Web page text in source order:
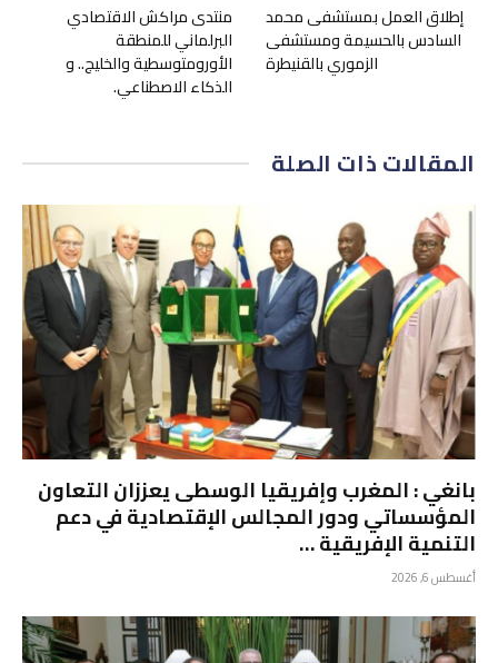
إطلاق العمل بمستشفى محمد
السادس بالحسيمة ومستشفى
الزموري بالقنيطرة
منتدى مراكش الاقتصادي
البرلماني للمنطقة
الأورومتوسطية والخليج.. و
الذكاء الاصطناعي.
المقالاتذات الصلة
بانغي : المغرب وإفريقيا الوسطى يعززان التعاون
المؤسساتي ودور المجالس الإقتصادية في دعم
التنمية الإفريقية …
أغسطس 6, 2026